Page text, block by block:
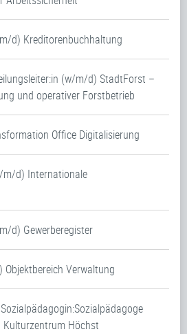
d) Kreditorenbuchhaltung
(w/m/d) StadtForst –
und operativer Forstbetrieb
Office Digitalisierung
m/d) Internationale
d) Gewerberegister
Verwaltung
Höchst